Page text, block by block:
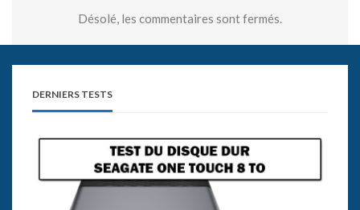
Désolé, les commentaires sont fermés.
DERNIERS TESTS